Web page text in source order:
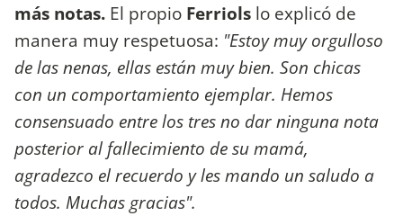
más notas. El propio Ferriols lo explicó de
manera muy respetuosa: "Estoy muy orgulloso
de las nenas, ellas están muy bien. Son chicas
con un comportamiento ejemplar. Hemos
consensuado entre los tres no dar ninguna nota
posterior al fallecimiento de su mamá,
agradezco el recuerdo y les mando un saludo a
todos. Muchas gracias".